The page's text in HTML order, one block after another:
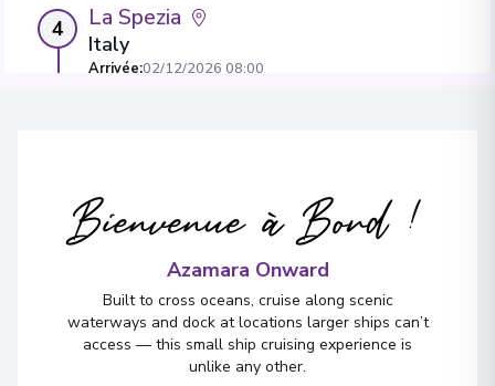
4 La Spezia
Italy
Arrivée:02/12/2026 08:00
Italy
Arrivée
03/12/2026 08:00
04/12/2026 18:00
Séjour d'une nuit
Voir plus de détails et informations
Bienvenue à Bord !
Azamara Onward
Built to cross oceans, cruise along scenic
waterways and dock at locations larger ships can’t
access — this small ship cruising experience is
unlike any other.